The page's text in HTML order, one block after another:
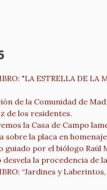
"LA ESTRELLA DE
de la Comunidad de
de los residentes.
la Casa de Campo
sobre la placa en
guiado por el biólogo Raúl
la procedencia de
“Jardines y